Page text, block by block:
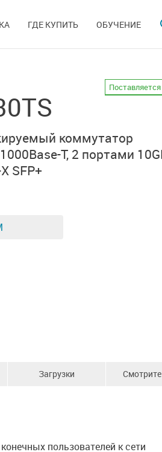
ГДЕ КУПИТЬ ОБУЧЕНИЕ
коммутатор
T, 2 портами
SFP+
Загрузки
пользователей к сети